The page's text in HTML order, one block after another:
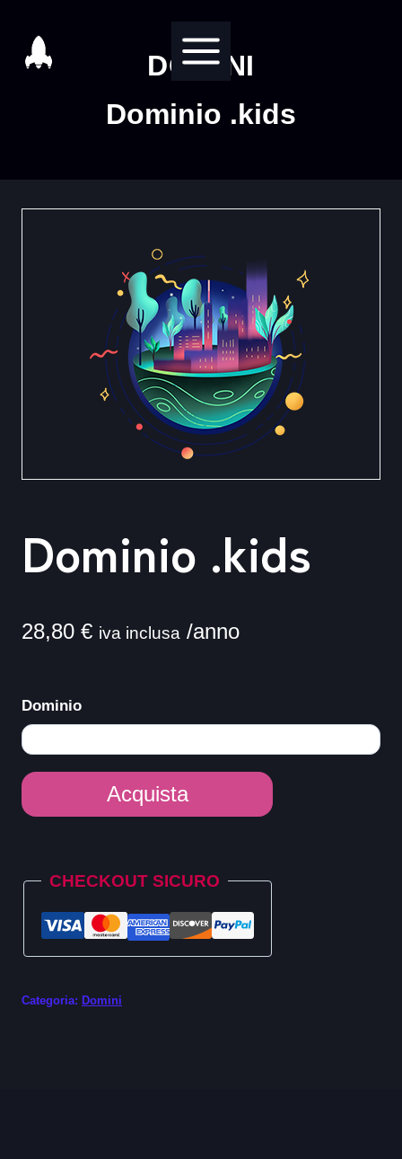
contenuto
DOMINI
Dominio .kids
Dominio .kids
28,80 € iva inclusa /anno
Dominio
Dominio
.kids
Acquista
CHECKOUT SICURO
Categoria: Domini